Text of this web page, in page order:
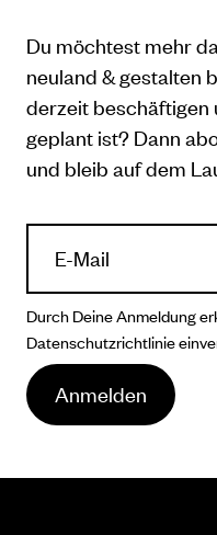
Du möchtest mehr
neuland & gestalten
derzeit beschäftigen
geplant ist? Dann
und bleib auf dem
Anmelden
Durch Deine Anmeldung
Datenschutzrichtlinie